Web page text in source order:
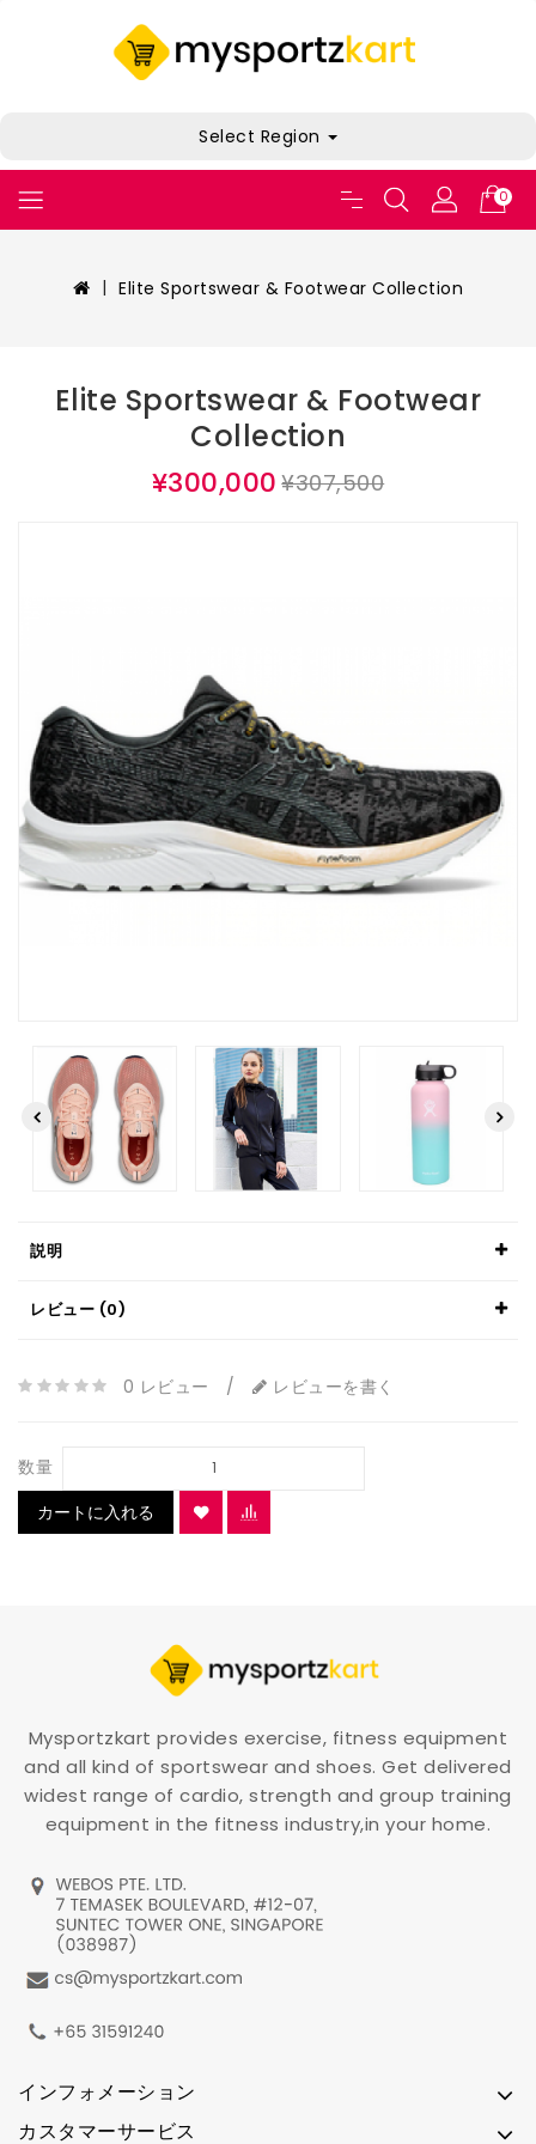
Select Region
0
Elite Sportswear & Footwear Collection
Elite Sportswear & Footwear
Collection
¥300,000 ¥307,500
説明
レビュー (0)
0 レビュー / レビューを書く
数量
カートに入れる
Mysportzkart provides exercise, fitness equipment
and all kind of sportswear and shoes. Get delivered
widest range of cardio, strength and group training
equipment in the fitness industry,in your home.
インフォメーション
カスタマーサービス